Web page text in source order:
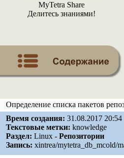
MyTetra Share
Делитесь знаниями!
Определение списка пакетов
Время создания: 31.08.2017 20:54
Текстовые метки: knowledge
Раздел: Linux - Репозитории
Запись: xintrea/mytetra_db_mcold/